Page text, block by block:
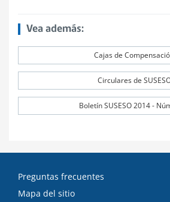
Vea además:
Cajas de
Circulares de
Boletín SUSESO 2014 -
Preguntas frecuentes
Mapa del sitio